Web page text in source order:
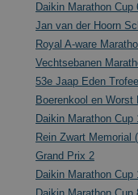
Daikin Marathon Cup
Jan van der Hoorn
Royal A-ware
Vechtsebanen
53e Jaap Eden
Boerenkool en Worst
Daikin Marathon Cup
Rein Zwart Memorial
Grand Prix 2
Daikin Marathon Cup